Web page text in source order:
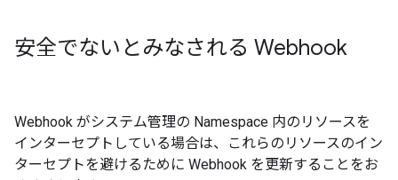
安全でないとみなされる Webhook
Webhook がシステム管理の Namespace 内のリソースを
インターセプトしている場合は、これらのリソースのイン
ターセプトを避けるために Webhook を更新することをお